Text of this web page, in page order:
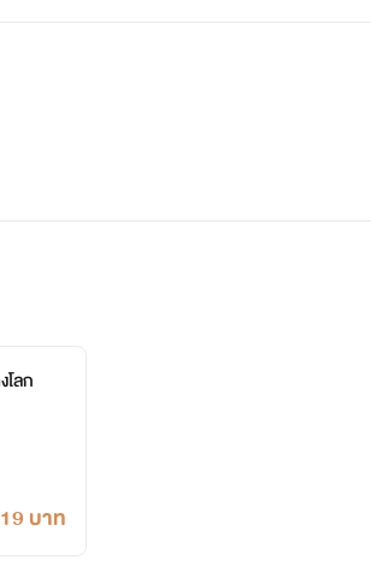
ลก
บาท